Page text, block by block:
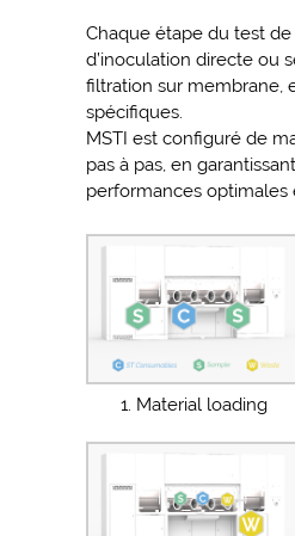
Chaque étape du test
d’inoculation directe ou
filtration sur membrane,
spécifiques.
MSTI est configuré de
pas à pas, en
performances optimales
1. Material loading